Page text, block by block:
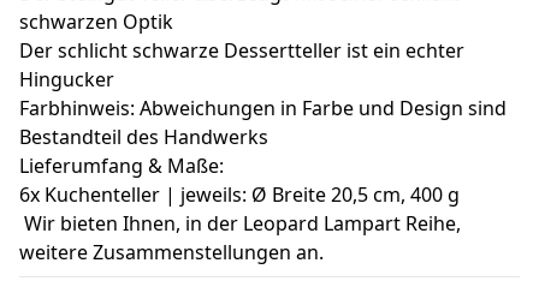
schwarzen Optik
Der schlicht schwarze Dessertteller ist ein echter
Hingucker
Farbhinweis: Abweichungen in Farbe und Design sind
Bestandteil des Handwerks
Lieferumfang & Maße:
6x Kuchenteller | jeweils: Ø Breite 20,5 cm, 400 g
Wir bieten Ihnen, in der Leopard Lampart Reihe,
weitere Zusammenstellungen an.